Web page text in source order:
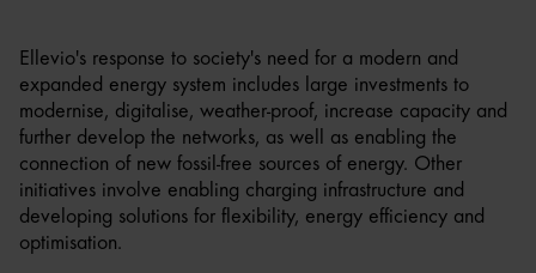
Ellevio's response to society's need for a modern and
expanded energy system includes large investments to
modernise, digitalise, weather-proof, increase capacity and
further develop the networks, as well as enabling the
connection of new fossil-free sources of energy. Other
initiatives involve enabling charging infrastructure and
developing solutions for flexibility, energy efficiency and
optimisation.